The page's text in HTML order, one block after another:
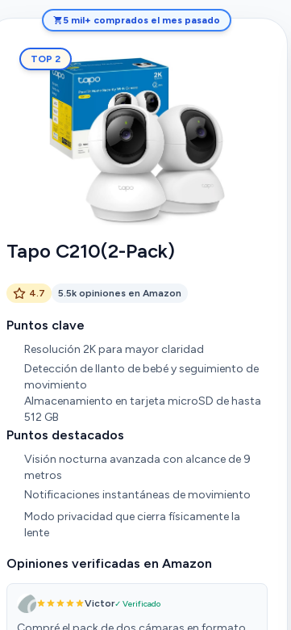
5 mil+ comprados el mes pasado
TOP 2
Tapo C210(2-Pack)
4.7 5.5k opiniones en Amazon
Puntos clave
Resolución 2K para mayor claridad
Detección de llanto de bebé y seguimiento de
movimiento
Almacenamiento en tarjeta microSD de hasta
512 GB
Puntos destacados
Visión nocturna avanzada con alcance de 9
metros
Notificaciones instantáneas de movimiento
Modo privacidad que cierra físicamente la
lente
Opiniones verificadas en Amazon
Victor✓ Verificado